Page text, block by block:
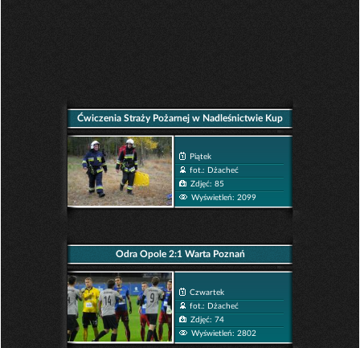
Ćwiczenia Straży Pożarnej w Nadleśnictwie Kup
Piątek
fot.: Dżacheć
Zdjęć: 85
Wyświetleń: 2099
Odra Opole 2:1 Warta Poznań
Czwartek
fot.: Dżacheć
Zdjęć: 74
Wyświetleń: 2802